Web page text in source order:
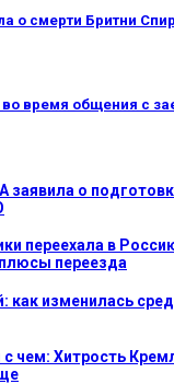
о смерти Бритни
во время общения с
заявила о
переехала в
переезда
как изменилась
с чем: Хитрость